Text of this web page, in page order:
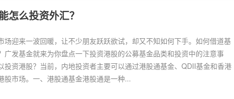
怎么投资外汇？
场迎来一波回暖，让不少朋友跃跃欲试，却又不知如何下手。如何借道基
广发基金就来为你盘点一下投资港股的公募基金品类和投资中的注意事
投资港股？当前，内地投资者主要可以通过港股通基金、QDII基金和香港
股市场。一、港股通基金港股通是一种...